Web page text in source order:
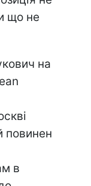
що не
на
повинен
в